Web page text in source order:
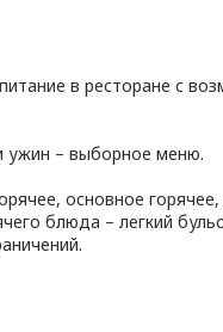
в ресторане с
ужин – выборное меню.
основное
блюда – легкий